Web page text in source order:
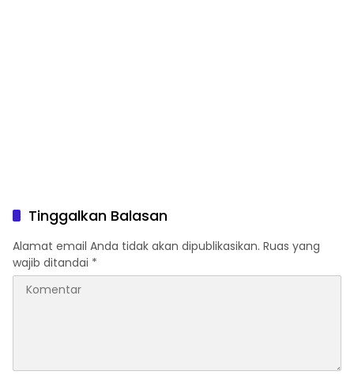
Tinggalkan Balasan
Alamat email Anda tidak akan dipublikasikan. Ruas yang
wajib ditandai *